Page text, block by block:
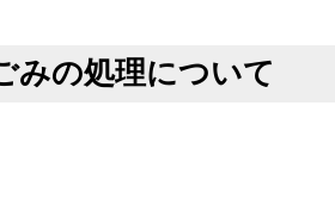
みの処理について